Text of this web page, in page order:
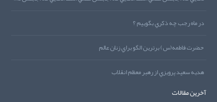
در ماه رجب چه ذکري بگوييم ؟
حضرت فاطمه(س) برترين الگو براي زنان عالم
هديه‌‌ سعيد پرويزي از رهبر معظم انقلاب
آخرین مقالات